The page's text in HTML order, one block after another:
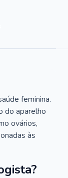
feminina.
do aparelho
ovários,
às